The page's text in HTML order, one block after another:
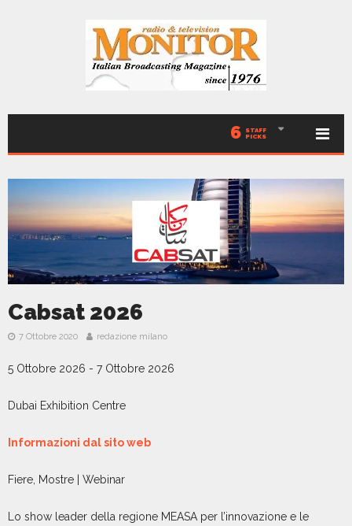
6 STAFF
PICKS
Cabsat 2026
7 Ottobre 2020 redazione milano
5 Ottobre 2026 - 7 Ottobre 2026
Dubai Exhibition Centre
Informazioni dal sito web
Fiere, Mostre | Webinar
Lo show leader della regione MEASA per l’innovazione e le